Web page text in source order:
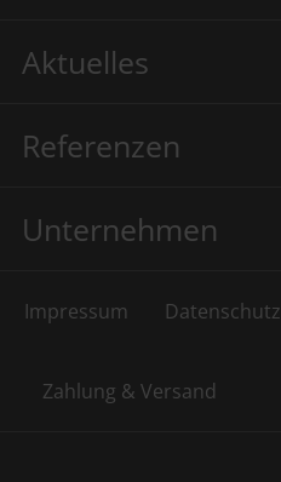
Aktuelles
Referenzen
Unternehmen
Impressum Datenschutz
Zahlung & Versand